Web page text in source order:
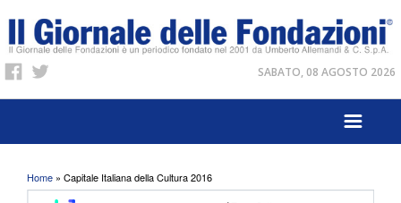
SABATO, 08 AGOSTO 2026
Tu sei qui
Home » Capitale Italiana della Cultura 2016